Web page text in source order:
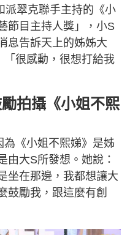
派翠克聯手主持的《小
節目主持人獎」，小S
息告訴天上的姊姊大
很感動，很想打給我
拍攝《小姐不熙
《小姐不熙娣》是姊
由大S所發想。她說：
坐在那邊，我都想讓大
鼓勵我，跟這麼有創